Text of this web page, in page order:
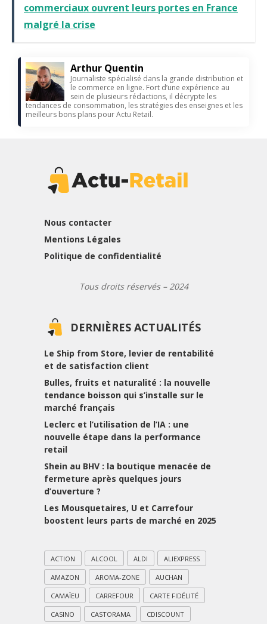
commerciaux ouvrent leurs portes en France
malgré la crise
Arthur Quentin
Journaliste spécialisé dans la grande distribution et
le commerce en ligne. Fort d’une expérience au
sein de plusieurs rédactions, il décrypte les
tendances de consommation, les stratégies des enseignes et les
meilleurs bons plans pour Actu Retail.
Nous contacter
Mentions Légales
Politique de confidentialité
Tous droits réservés – 2024
DERNIÈRES ACTUALITÉS
Le Ship from Store, levier de rentabilité
et de satisfaction client
Bulles, fruits et naturalité : la nouvelle
tendance boisson qui s’installe sur le
marché français
Leclerc et l’utilisation de l’IA : une
nouvelle étape dans la performance
retail
Shein au BHV : la boutique menacée de
fermeture après quelques jours
d’ouverture ?
Les Mousquetaires, U et Carrefour
boostent leurs parts de marché en 2025
ACTION ALCOOL ALDI ALIEXPRESS
AMAZON AROMA-ZONE AUCHAN
CAMAÏEU CARREFOUR CARTE FIDÉLITÉ
CASINO CASTORAMA CDISCOUNT